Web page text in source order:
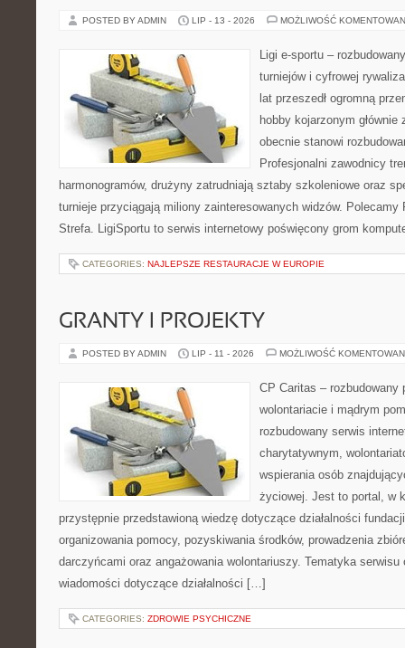
POSTED BY ADMIN LIP - 13 - 2026 MOŻLIWOŚĆ
Ligi e-sportu –
turniejów i cyfrowej
lat przeszedł ogromną
hobby kojarzonym
obecnie stanowi
Profesjonalni zawodnicy
harmonogramów, drużyny zatrudniają sztaby szkoleniowe oraz
turnieje przyciągają miliony zainteresowanych widzów.
Strefa. LigiSportu to serwis internetowy poświęcony grom
CATEGORIES: NAJLEPSZE RESTAURACJE W EUROPIE
GRANTY I PROJEKTY
POSTED BY ADMIN LIP - 11 - 2026 MOŻLIWOŚĆ
CP Caritas – rozbudowany
wolontariacie i mądrym
rozbudowany serwis
charytatywnym,
wspierania osób
życiowej. Jest to portal, w
przystępnie przedstawioną wiedzę dotyczące działalności
organizowania pomocy, pozyskiwania środków, prowadzenia
darczyńcami oraz angażowania wolontariuszy. Tematyka
wiadomości dotyczące działalności […]
CATEGORIES: ZDROWIE PSYCHICZNE